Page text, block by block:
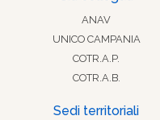
ANAV
UNICO CAMPANIA
COTR.A.P.
COTR.A.B.
Sedi territoriali